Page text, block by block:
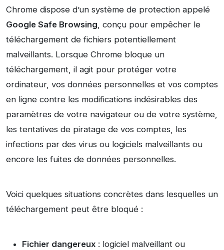
Chrome dispose d’un système de protection appelé
Google Safe Browsing, conçu pour empêcher le
téléchargement de fichiers potentiellement
malveillants. Lorsque Chrome bloque un
téléchargement, il agit pour protéger votre
ordinateur, vos données personnelles et vos comptes
en ligne contre les modifications indésirables des
paramètres de votre navigateur ou de votre système,
les tentatives de piratage de vos comptes, les
infections par des virus ou logiciels malveillants ou
encore les fuites de données personnelles.
Voici quelques situations concrètes dans lesquelles un
téléchargement peut être bloqué :
Fichier dangereux : logiciel malveillant ou